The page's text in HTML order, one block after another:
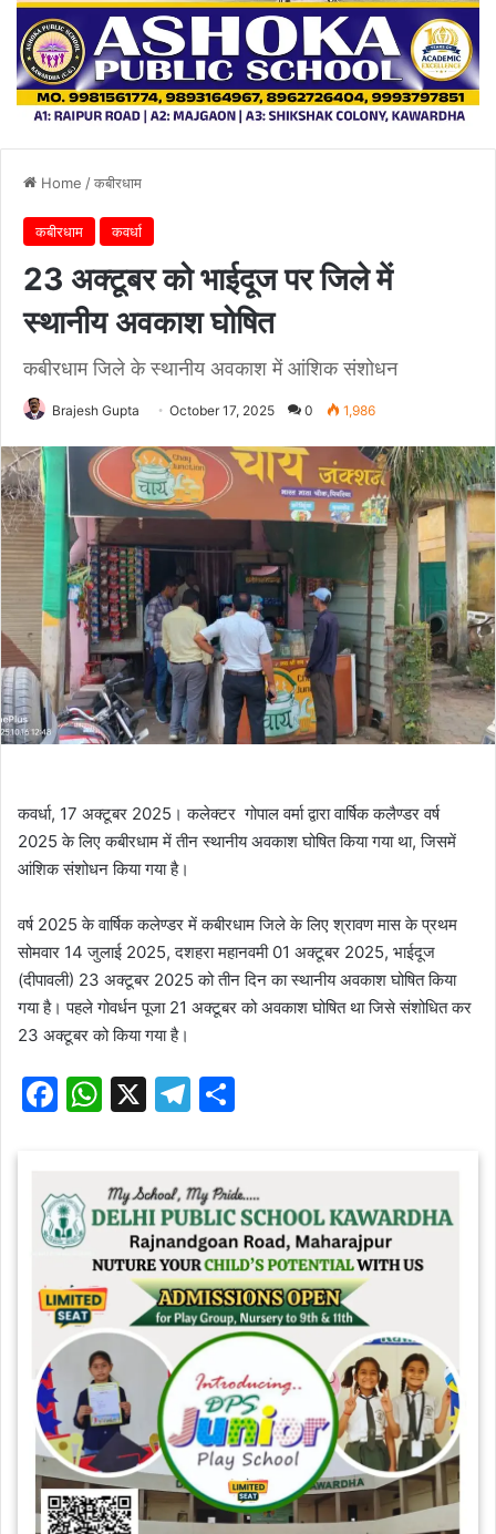
Home /कबीरधाम
कबीरधाम कवर्धा
23 अक्टूबर को भाईदूज पर जिले में
स्थानीय अवकाश घोषित
कबीरधाम जिले के स्थानीय अवकाश में आंशिक संशोधन
Brajesh Gupta October 17, 2025 0 1,986
कवर्धा, 17 अक्टूबर 2025। कलेक्टर गोपाल वर्मा द्वारा वार्षिक कलैण्डर वर्ष
2025 के लिए कबीरधाम में तीन स्थानीय अवकाश घोषित किया गया था, जिसमें
आंशिक संशोधन किया गया है।
वर्ष 2025 के वार्षिक कलेण्डर में कबीरधाम जिले के लिए श्रावण मास के प्रथम
सोमवार 14 जुलाई 2025, दशहरा महानवमी 01 अक्टूबर 2025, भाईदूज
(दीपावली) 23 अक्टूबर 2025 को तीन दिन का स्थानीय अवकाश घोषित किया
गया है। पहले गोवर्धन पूजा 21 अक्टूबर को अवकाश घोषित था जिसे संशोधित कर
23 अक्टूबर को किया गया है।
F
e
b
o
k
W
s
A
p
p
X
T
gr
a
m
e